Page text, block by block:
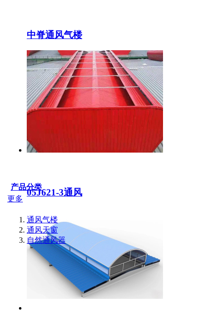
中脊通风气楼
05J621-3通风
产品分类
更多
通风气楼
通风天窗
自然通风器